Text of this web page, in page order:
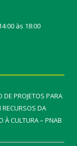
às 18:00
PROJETOS PARA
RECURSOS DA
À CULTURA – PNAB